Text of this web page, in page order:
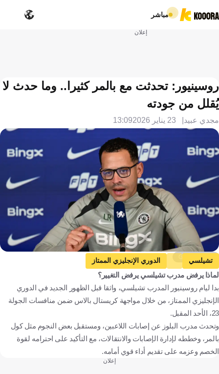
مباشر
إعلان
روسينيور: تحدثت مع بالمر كثيرا.. وما حدث لا
يُقلل من جودته
مجدي عبيد 23 يناير 2026 13:09
Getty Images
تشيلسي
الدوري الإنجليزي الممتاز
كريستال بالاس ضد تشيلسي
كريستال بالاس
كول بالمر
إنجلترا كرة قدم
لماذا يرفض مدرب تشيلسي يرفض التغيير؟
بدا ليام روسينيور المدرب تشيلسي، واثقا قبل الظهور الجديد في الدوري
الإنجليزي الممتاز، من خلال مواجهة كريستال بالاس ضمن منافسات الجولة
23، الأحد المقبل.
وتحدث مدرب البلوز عن إصابات اللاعبين، ومستقبل بعض النجوم مثل كول
بالمر، وخططه لإدارة الإصابات والانتقالات، مع التأكيد على احترامه لقوة
الخصم وعزمه على تقديم أداء قوي أمامه.
إعلان